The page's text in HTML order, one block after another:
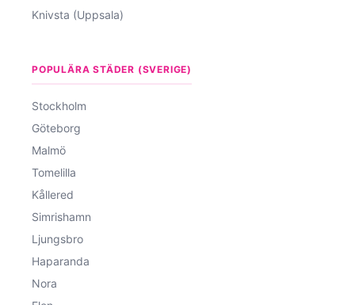
Knivsta (Uppsala)
POPULÄRA STÄDER (SVERIGE)
Stockholm
Göteborg
Malmö
Tomelilla
Kållered
Simrishamn
Ljungsbro
Haparanda
Nora